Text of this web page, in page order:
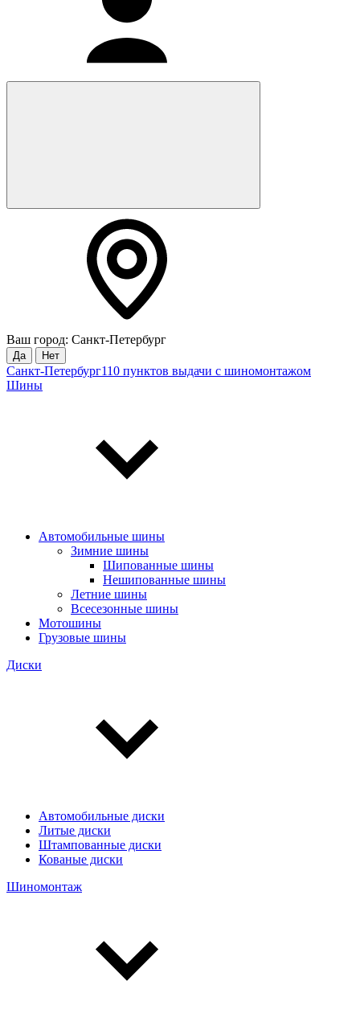
Ваш город: Санкт-Петербург
Да Нет
Санкт-Петербург110 пунктов выдачи с шиномонтажом
Шины
Автомобильные шины
Зимние шины
Шипованные шины
Нешипованные шины
Летние шины
Всесезонные шины
Мотошины
Грузовые шины
Диски
Автомобильные диски
Литые диски
Штампованные диски
Кованые диски
Шиномонтаж